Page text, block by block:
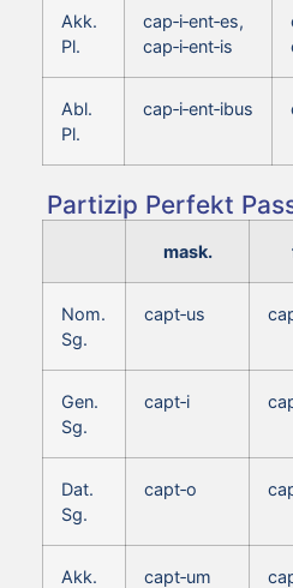
Akk.
Pl.
cap‑i‑ent‑es,
cap‑i‑ent‑is
Abl.
Pl.
cap‑i‑ent‑ibus
Partizip Perfekt
mask.
Nom.
Sg.
capt‑us
Gen.
Sg.
capt‑i
Dat.
Sg.
capt‑o
Akk.
capt‑um